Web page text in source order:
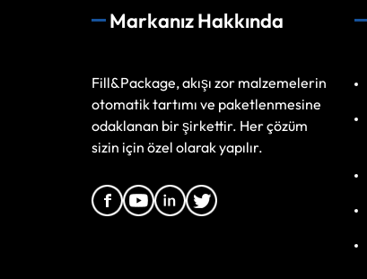
Markanız Hakkında
Fill&Package, akışı zor malzemelerin
otomatik tartımı ve paketlenmesine
odaklanan bir şirkettir. Her çözüm
sizin için özel olarak yapılır.